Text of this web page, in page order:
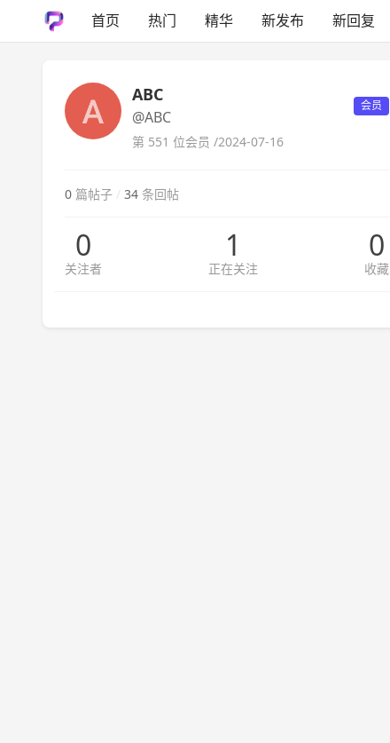
首页 热门 精华 新发布 新回复
ABC
@ABC
会员
第 551 位会员 /2024-07-16
0 篇帖子 / 34 条回帖
0
关注者
1
正在关注
0
收藏